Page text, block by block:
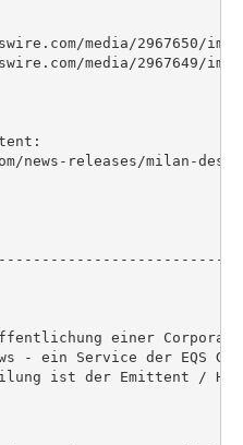
media/2967650/
media/2967649/
news-releases/milan-
einer
- ein Service der EQS
ist der Emittent /